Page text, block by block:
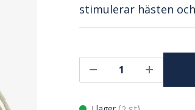
stimulerar hästen